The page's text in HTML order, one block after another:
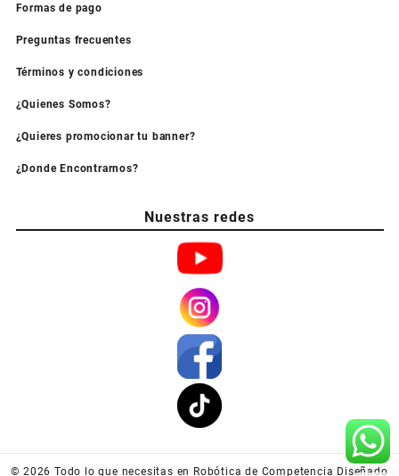
Formas de pago
Preguntas frecuentes
Términos y condiciones
¿Quienes Somos?
¿Quieres promocionar tu banner?
¿Donde Encontrarnos?
Nuestras redes
© 2026 Todo lo que necesitas en Robótica de Competencia Diseñado